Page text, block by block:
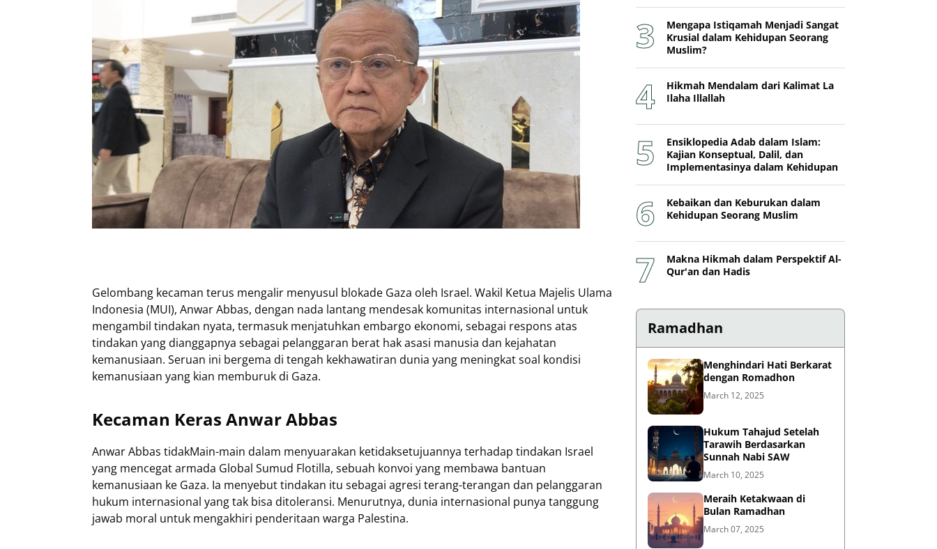
Gelombang kecaman terus mengalir menyusul blokade Gaza oleh Israel. Wakil Ketua Majelis Ulama
Indonesia (MUI), Anwar Abbas, dengan nada lantang mendesak komunitas internasional untuk
mengambil tindakan nyata, termasuk menjatuhkan embargo ekonomi, sebagai respons atas
tindakan yang dianggapnya sebagai pelanggaran berat hak asasi manusia dan kejahatan
kemanusiaan. Seruan ini bergema di tengah kekhawatiran dunia yang meningkat soal kondisi
kemanusiaan yang kian memburuk di Gaza.
Kecaman Keras Anwar Abbas
Anwar Abbas tidakMain-main dalam menyuarakan ketidaksetujuannya terhadap tindakan Israel
yang mencegat armada Global Sumud Flotilla, sebuah konvoi yang membawa bantuan
kemanusiaan ke Gaza. Ia menyebut tindakan itu sebagai agresi terang-terangan dan pelanggaran
hukum internasional yang tak bisa ditoleransi. Menurutnya, dunia internasional punya tanggung
jawab moral untuk mengakhiri penderitaan warga Palestina.
Mengapa Istiqamah Menjadi Sangat
Krusial dalam Kehidupan Seorang
Muslim?
Hikmah Mendalam dari Kalimat La
Ilaha Illallah
Ensiklopedia Adab dalam Islam:
Kajian Konseptual, Dalil, dan
Implementasinya dalam Kehidupan
Kebaikan dan Keburukan dalam
Kehidupan Seorang Muslim
Makna Hikmah dalam Perspektif Al-
Qur'an dan Hadis
Ramadhan
Menghindari Hati Berkarat
dengan Romadhon
March 12, 2025
Hukum Tahajud Setelah
Tarawih Berdasarkan
Sunnah Nabi SAW
March 10, 2025
Meraih Ketakwaan di
Bulan Ramadhan
March 07, 2025